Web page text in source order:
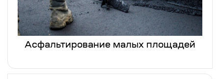
Асфальтирование малых площадей